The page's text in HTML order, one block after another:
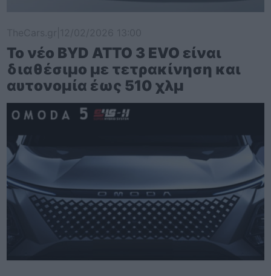
Το νέο BYD ATTO 3 EVO είναι
διαθέσιμο με τετρακίνηση και
αυτονομία έως 510 χλμ